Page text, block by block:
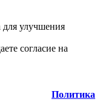
улучшения
согласие на
Политика